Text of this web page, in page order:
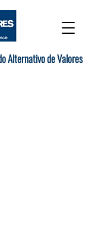
Alternativo de Valores